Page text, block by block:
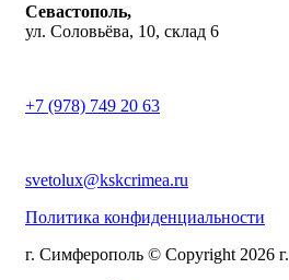
Севастополь,
ул. Соловьёва, 10, склад 6
+7 (978) 749 20 63
svetolux@kskcrimea.ru
Политика конфиденциальности
г. Симферополь © Copyright 2026 г.